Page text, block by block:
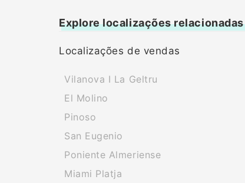
Explore localizações relacionadas
Localizações de vendas
Vilanova I La Geltru
El Molino
Pinoso
San Eugenio
Poniente Almeriense
Miami Platja